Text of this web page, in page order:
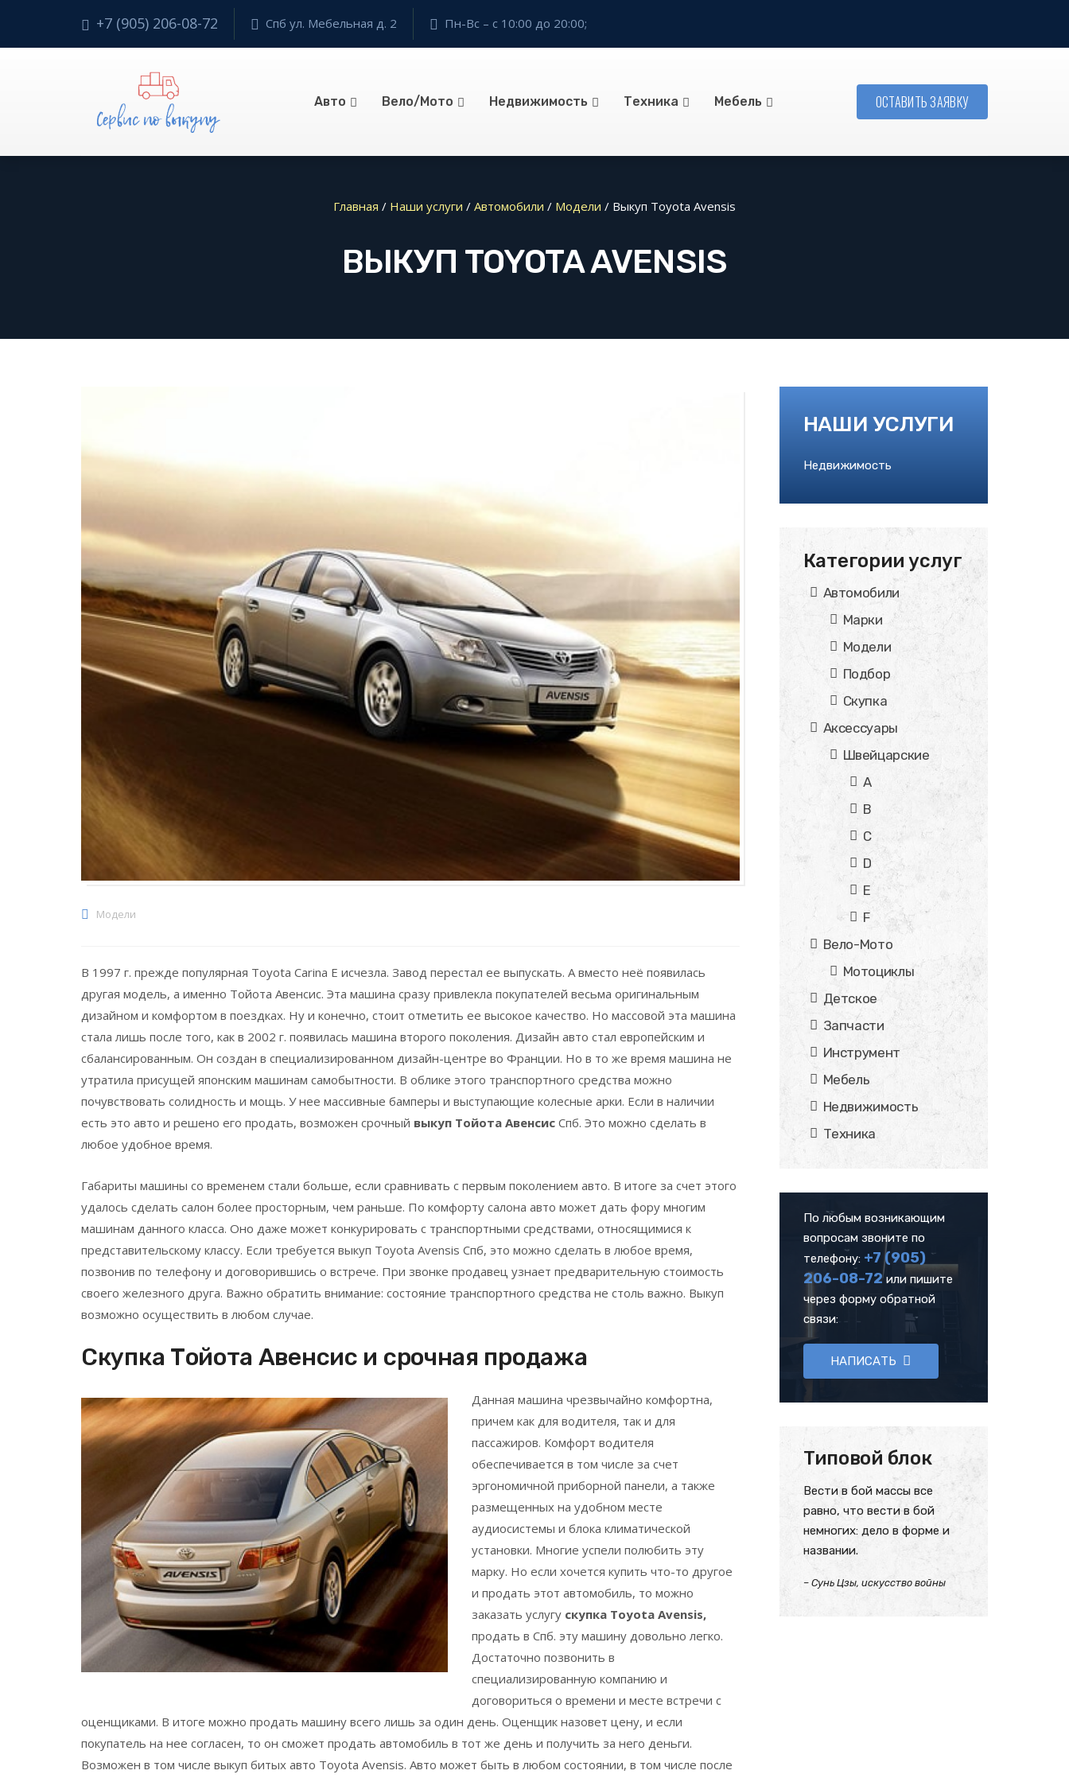
+7 (905) 206-08-72 Спб ул. Мебельная д. 2 Пн-Вс – с 10:00 до 20:00;
Авто Вело/Мото Недвижимость Техника Мебель ОСТАВИТЬ ЗАЯВКУ
Главная / Наши услуги / Автомобили / Модели / Выкуп Toyota Avensis
ВЫКУП TOYOTA AVENSIS
Модели
В 1997 г. прежде популярная Toyota Carina E исчезла. Завод перестал ее выпускать. А вместо неё появилась
другая модель, а именно Тойота Авенсис. Эта машина сразу привлекла покупателей весьма оригинальным
дизайном и комфортом в поездках. Ну и конечно, стоит отметить ее высокое качество. Но массовой эта машина
стала лишь после того, как в 2002 г. появилась машина второго поколения. Дизайн авто стал европейским и
сбалансированным. Он создан в специализированном дизайн-центре во Франции. Но в то же время машина не
утратила присущей японским машинам самобытности. В облике этого транспортного средства можно
почувствовать солидность и мощь. У нее массивные бамперы и выступающие колесные арки. Если в наличии
есть это авто и решено его продать, возможен срочный выкуп Тойота Авенсис Спб. Это можно сделать в
любое удобное время.
Габариты машины со временем стали больше, если сравнивать с первым поколением авто. В итоге за счет этого
удалось сделать салон более просторным, чем раньше. По комфорту салона авто может дать фору многим
машинам данного класса. Оно даже может конкурировать с транспортными средствами, относящимися к
представительскому классу. Если требуется выкуп Toyota Avensis Спб, это можно сделать в любое время,
позвонив по телефону и договорившись о встрече. При звонке продавец узнает предварительную стоимость
своего железного друга. Важно обратить внимание: состояние транспортного средства не столь важно. Выкуп
возможно осуществить в любом случае.
Скупка Тойота Авенсис и срочная продажа
Данная машина чрезвычайно комфортна,
причем как для водителя, так и для
пассажиров. Комфорт водителя
обеспечивается в том числе за счет
эргономичной приборной панели, а также
размещенных на удобном месте
аудиосистемы и блока климатической
установки. Многие успели полюбить эту
марку. Но если хочется купить что-то другое
и продать этот автомобиль, то можно
заказать услугу скупка Toyota Avensis,
продать в Спб. эту машину довольно легко.
Достаточно позвонить в
специализированную компанию и
договориться о времени и месте встречи с
оценщиками. В итоге можно продать машину всего лишь за один день. Оценщик назовет цену, и если
покупатель на нее согласен, то он сможет продать автомобиль в тот же день и получить за него деньги.
Возможен в том числе выкуп битых авто Toyota Avensis. Авто может быть в любом состоянии, в том числе после
НАШИ УСЛУГИ
Недвижимость
Категории услуг
Автомобили
Марки
Модели
Подбор
Скупка
Аксессуары
Швейцарские
A
B
C
D
E
F
Вело-Мото
Мотоциклы
Детское
Запчасти
Инструмент
Мебель
Недвижимость
Техника
По любым возникающим
вопросам звоните по
телефону: +7 (905)
206-08-72или пишите
через форму обратной
связи:
НАПИСАТЬ
Типовой блок
Вести в бой массы все
равно, что вести в бой
немногих: дело в форме и
названии.
– Сунь Цзы, искусство войны